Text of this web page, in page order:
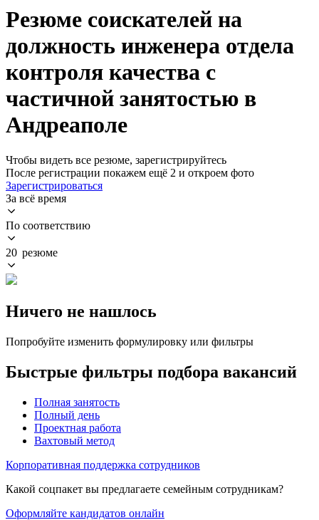
Резюме соискателей на
должность инженера отдела
контроля качества с
частичной занятостью в
Андреаполе
Чтобы видеть все резюме, зарегистрируйтесь
После регистрации покажем ещё 2 и откроем фото
Зарегистрироваться
За всё время
По соответствию
20 резюме
Ничего не нашлось
Попробуйте изменить формулировку или фильтры
Быстрые фильтры подбора вакансий
Полная занятость
Полный день
Проектная работа
Вахтовый метод
Корпоративная поддержка сотрудников
Какой соцпакет вы предлагаете семейным сотрудникам?
Оформляйте кандидатов онлайн